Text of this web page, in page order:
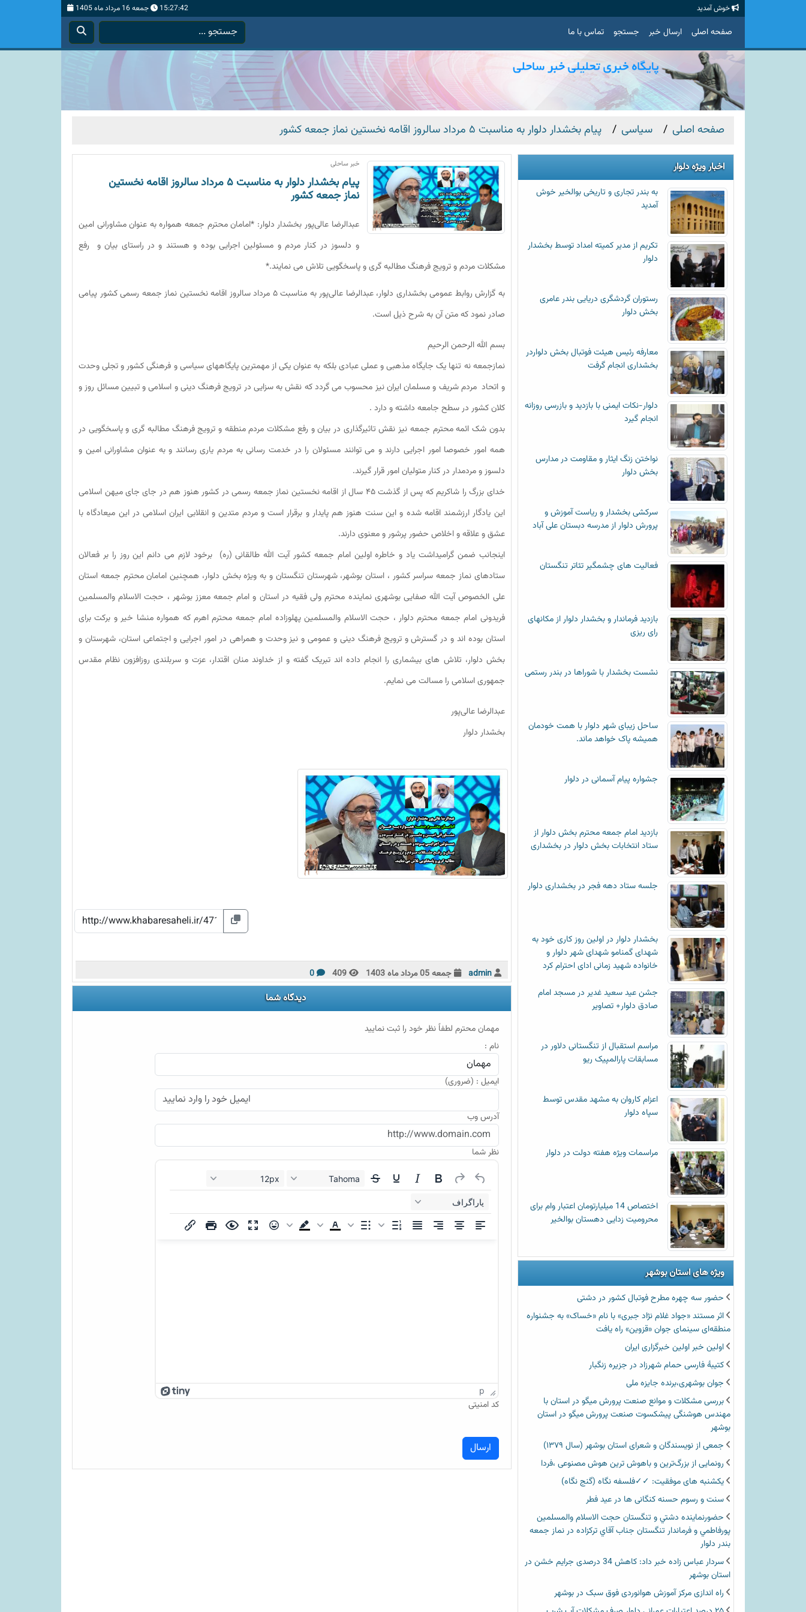
خوش آمدید 15:27:43 جمعه 16 مرداد ماه 1405
صفحه اصلی ارسال خبر جستجو تماس با ما
صفحه اصلی سیاسی پیام بخشدار دلوار به مناسبت ۵ مرداد سالروز اقامه نخستین نماز جمعه کشور
خبر ساحلی
پیام بخشدار دلوار به مناسبت ۵ مرداد سالروز اقامه نخستین
نماز جمعه کشور
عبدالرضا عالی‌پور بخشدار دلوار: *امامان محترم جمعه همواره به عنوان مشاورانی امین
و دلسوز در کنار مردم و مسئولین اجرایی بوده و هستند و در راستای بیان و رفع
مشکلات مردم و ترویج فرهنگ مطالبه گری و پاسخگویی تلاش می نمایند.*
به گزارش روابط عمومی بخشداری دلوار، عبدالرضا عالی‌پور به مناسبت ۵ مرداد سالروز اقامه نخستین نماز جمعه رسمی کشور پیامی
صادر نمود که متن آن به شرح ذیل است.
بسم الله الرحمن الرحیم
نمازجمعه نه تنها یک جایگاه مذهبی و عملی عبادی بلکه به عنوان یکی از مهمترین پایگاههای سیاسی و فرهنگی کشور و تجلی وحدت
و اتحاد مردم شریف و مسلمان ایران نیز محسوب می گردد که نقش به سزایی در ترویج فرهنگ دینی و اسلامی و تبیین مسائل روز و
کلان کشور در سطح جامعه داشته و دارد .
بدون شک ائمه محترم جمعه نیز نقش تاثیرگذاری در بیان و رفع مشکلات مردم منطقه و ترویج فرهنگ مطالبه گری و پاسخگویی در
همه امور خصوصا امور اجرایی دارند و می توانند مسئولان را در خدمت رسانی به مردم یاری رسانند و به عنوان‌ مشاورانی امین و
دلسوز و مردمدار در کنار متولیان امور قرار گیرند.
خدای بزرگ را شاکریم که پس از گذشت ۴۵ سال از اقامه نخستین نماز جمعه رسمی در کشور هنوز هم در جای جای میهن اسلامی
این یادگار ارزشمند اقامه شده و این سنت هنوز هم پایدار و برقرار است و مردم متدین و انقلابی ایران اسلامی در این میعادگاه با
عشق و علاقه و اخلاص حضور پرشور و معنوی دارند.
اینجانب ضمن گرامیداشت یاد و خاطره اولین امام جمعه کشور آیت الله طالقانی (ره) برخود لازم می دانم این روز را بر فعالان
ستادهای نماز جمعه سراسر کشور ، استان بوشهر، شهرستان تنگستان و به ویژه بخش دلوار، همچنین امامان محترم جمعه استان
علی الخصوص آیت الله صفایی بوشهری نماینده محترم ولی فقیه در استان و امام جمعه معزز بوشهر ، حجت الاسلام والمسلمین
فریدونی امام جمعه محترم دلوار ، حجت الاسلام والمسلمین پهلوزاده امام جمعه محترم اهرم که همواره منشا خیر و برکت برای
استان بوده اند و در گسترش و ترویج فرهنگ دینی و عمومی و نیز وحدت و همراهی در امور اجرایی و اجتماعی استان، شهرستان و
بخش دلوار، تلاش های بیشماری را انجام داده اند تبریک گفته و از خداوند منان اقتدار، عزت و سربلندی روزافزون نظام مقدس
جمهوری اسلامی را مسالت می نمایم.
عبدالرضا عالی‌پور
بخشدار دلوار
admin جمعه 05 مرداد ماه 1403 409
0
دیدگاه شما
مهمان محترم لطفاً نظر خود را ثبت نمایید
نام :
ایمیل : (ضروری)
آدرس وب
نظر شما
Tahoma
12px
پاراگراف
p
کد امنیتی
اخبار ویژه دلوار
به بندر تجاری و تاریخی بوالخیر خوش
آمدید
تکریم از مدیر کمیته امداد توسط بخشدار
دلوار
رستوران گردشگری دریایی بندر عامری
بخش دلوار
معارفه رئیس هیئت فوتبال بخش دلواردر
بخشداری انجام گرفت
دلوار-نکات ایمنی با بازدید و بازرسی روزانه
انجام گیرد
نواختن زنگ ایثار و مقاومت در مدارس
بخش دلوار
سرکشی بخشدار و ریاست آموزش و
پرورش دلوار از مدرسه دبستان علی آباد
فعالیت های چشمگیر تئاتر تنگستان
بازدید فرماندار و بخشدار دلوار از مکانهای
رای ریزی
نشست بخشدار با شوراها در بندر رستمی
ساحل زیبای شهر دلوار با همت خودمان
همیشه پاک خواهد ماند.
جشواره پیام آسمانی در دلوار
بازدید امام جمعه محترم بخش دلوار از
ستاد انتخابات بخش دلوار در بخشداری
جلسه ستاد دهه فجر در بخشداری دلوار
بخشدار دلوار در اولین روز کاری خود به
شهدای گمنامو شهدای شهر دلوار و
خانواده شهید زمانی ادای احترام کرد
جشن عید سعید غدیر در مسجد امام
صادق دلوار+ تصاویر
مراسم استقبال از تنگستانی دلاور در
مسابقات پارالمپیک ریو
اعزام کاروان به مشهد مقدس توسط
سپاه دلوار
مراسمات ویژه هفته دولت در دلوار
اختصاص 14 میلیارتومان اعتبار وام برای
محرومیت زدایی دهستان بوالخیر
ویژه های استان بوشهر
حضور سه چهره مطرح فوتبال کشور در دشتی
اثر مستند «جواد غلام نژاد جبری» با نام «خساک» به جشنواره
منطقه‌ای سینمای جوان «قزوین» راه یافت
اولین خبر اولین خبرگزاری ایران‏
کتیبۀ فارسی حمام شهرزاد در جزیره زنگبار
جوان بوشهری،برنده جایزه ملی
بررسی مشکلات و موانع صنعت پرورش میگو در استان با
مهندس هوشنگی پیشکسوت صنعت پرورش میگو در استان
بوشهر
جمعی از نویسندگان و شعرای استان بوشهر (سال ۱۳۷۹)
رونمایی از بزرگ‌ترین و باهوش ترین هوش مصنوعی ،فردا
یکشنبه های موفقیت: ✓✓فلسفه نگاه (گنج نگاه)
سنت و رسوم حسنه کنگانی ها در عید فطر
حضورنماينده دشتي و تنگستان حجت الاسلام والمسلمين
پورفاطمي و فرماندار تنگستان جناب آقاي تركزاده در نماز جمعه
بندر دلوار
سردار عباس زاده خبر داد: کاهش 34 درصدی جرایم خشن در
استان بوشهر
راه اندازی مرکز آموزش هوانوردی فوق سبک در بوشهر